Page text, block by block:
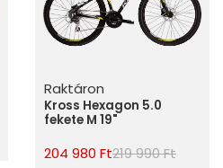
Raktáron
Kross Hexagon 5.0
fekete M 19"
204 980 Ft219 990 Ft